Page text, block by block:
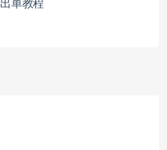
出单教程